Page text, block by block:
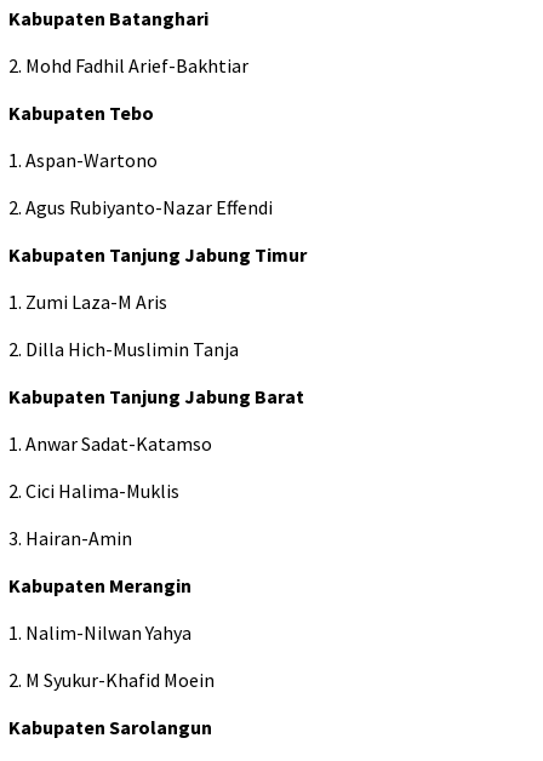
Kabupaten Batanghari
2. Mohd Fadhil Arief-Bakhtiar
Kabupaten Tebo
1. Aspan-Wartono
2. Agus Rubiyanto-Nazar Effendi
Kabupaten Tanjung Jabung Timur
1. Zumi Laza-M Aris
2. Dilla Hich-Muslimin Tanja
Kabupaten Tanjung Jabung Barat
1. Anwar Sadat-Katamso
2. Cici Halima-Muklis
3. Hairan-Amin
Kabupaten Merangin
1. Nalim-Nilwan Yahya
2. M Syukur-Khafid Moein
Kabupaten Sarolangun